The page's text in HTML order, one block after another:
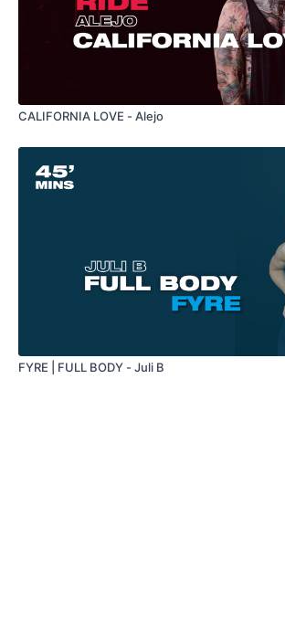
CALIFORNIA LOVE - Alejo
FYRE | FULL BODY - Juli B